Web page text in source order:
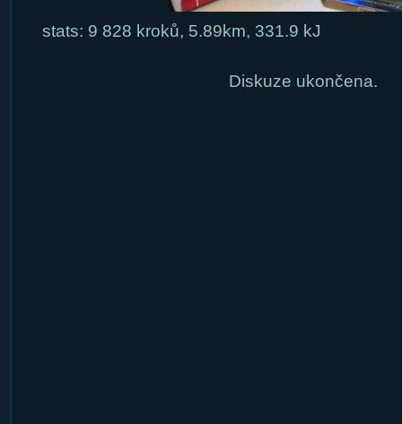
stats: 9 828 kroků, 5.89km, 331.9 kJ
Diskuze ukončena.